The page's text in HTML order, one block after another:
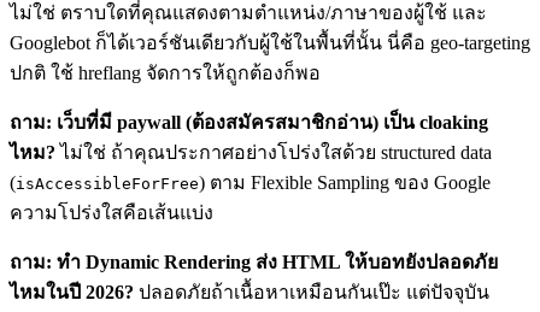
ไม่ใช่ ตราบใดที่คุณแสดงตามตำแหน่ง/ภาษาของผู้ใช้ และ
Googlebot ก็ได้เวอร์ชันเดียวกับผู้ใช้ในพื้นที่นั้น นี่คือ geo-targeting
ปกติ ใช้ hreflang จัดการให้ถูกต้องก็พอ
ถาม: เว็บที่มี paywall (ต้องสมัครสมาชิกอ่าน) เป็น cloaking
ไหม? ไม่ใช่ ถ้าคุณประกาศอย่างโปร่งใสด้วย structured data
(isAccessibleForFree) ตาม Flexible Sampling ของ Google
ความโปร่งใสคือเส้นแบ่ง
ถาม: ทำ Dynamic Rendering ส่ง HTML ให้บอทยังปลอดภัย
ไหมในปี 2026? ปลอดภัยถ้าเนื้อหาเหมือนกันเป๊ะ แต่ปัจจุบัน